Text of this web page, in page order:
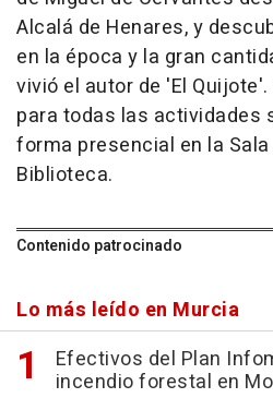
Alcalá de Henares, y
en la época y la gran
vivió el autor de 'El
para todas las actividades
forma presencial en la
Biblioteca.
Contenido patrocinado
Lo más leído en Murcia
Efectivos del Plan
incendio forestal en